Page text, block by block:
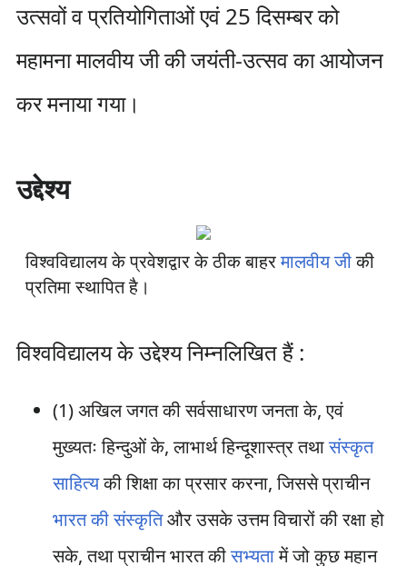
उत्सवों व प्रतियोगिताओं एवं 25 दिसम्बर को
महामना मालवीय जी की जयंती-उत्सव का आयोजन
कर मनाया गया।
उद्देश्य
विश्वविद्यालय के प्रवेशद्वार के ठीक बाहरमालवीय जीकी
प्रतिमा स्थापित है।
विश्वविद्यालय के उद्देश्य निम्नलिखित हैं :
(1) अखिल जगत की सर्वसाधारण जनता के, एवं
मुख्यतः हिन्दुओं के, लाभार्थ हिन्दूशास्त्र तथासंस्कृत
साहित्यकी शिक्षा का प्रसार करना, जिससे प्राचीन
भारत की संस्कृतिऔर उसके उत्तम विचारों की रक्षा हो
सके, तथा प्राचीन भारत कीसभ्यतामें जो कुछ महान